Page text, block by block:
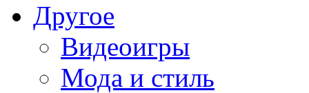
Другое
Видеоигры
Мода и стиль